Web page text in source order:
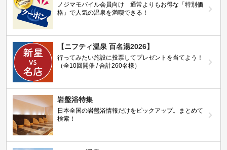
ノジマモバイル会員向け 通常よりもお得な「特別価
格」で人気の温泉を満喫できる！
【ニフティ温泉 百名湯2026】
行ってみたい施設に投票してプレゼントを当てよう！
（全10回開催 / 合計260名様）
岩盤浴特集
日本全国の岩盤浴情報だけをピックアップ。まとめて
検索！